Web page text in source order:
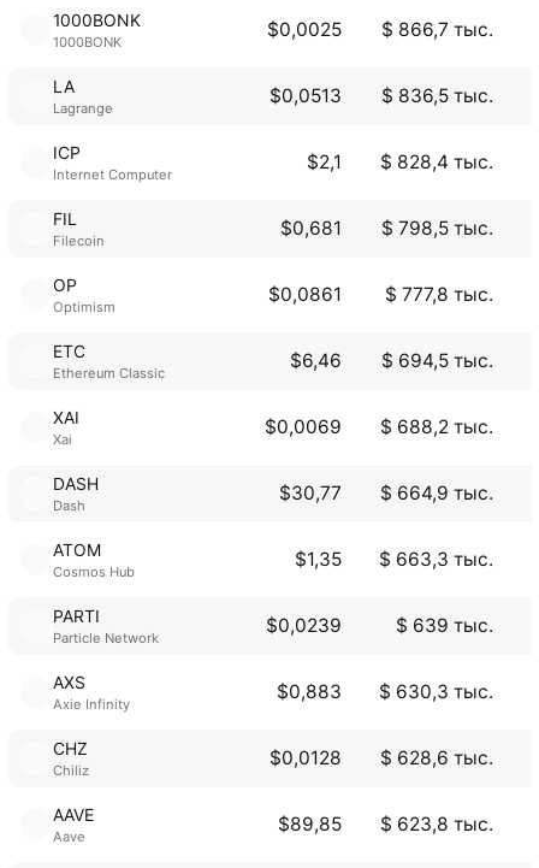
1000BONK
1000BONK
$0,0025 $ 866,7 тыс.
LA
Lagrange
$0,0513 $ 836,5 тыс.
ICP
Internet Computer
$2,1 $ 828,4 тыс.
FIL
Filecoin
$0,681 $ 798,5 тыс.
OP
Optimism
$0,0861 $ 777,8 тыс.
ETC
Ethereum Classic
$6,46 $ 694,5 тыс.
XAI
Xai
$0,0069 $ 688,2 тыс.
DASH
Dash
$30,77 $ 664,9 тыс.
ATOM
Cosmos Hub
$1,35 $ 663,3 тыс.
PARTI
Particle Network
$0,0239 $ 639 тыс.
AXS
Axie Infinity
$0,883 $ 630,3 тыс.
CHZ
Chiliz
$0,0128 $ 628,6 тыс.
AAVE
Aave
$89,85 $ 623,8 тыс.